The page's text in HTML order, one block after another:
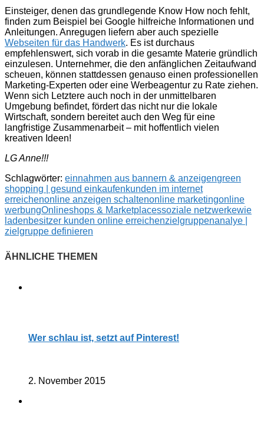
Einsteiger, denen das grundlegende Know How noch fehlt,
finden zum Beispiel bei Google hilfreiche Informationen und
Anleitungen. Anregugen liefern aber auch spezielle
Webseiten für das Handwerk. Es ist durchaus
empfehlenswert, sich vorab in die gesamte Materie gründlich
einzulesen. Unternehmer, die den anfänglichen Zeitaufwand
scheuen, können stattdessen genauso einen professionellen
Marketing-Experten oder eine Werbeagentur zu Rate ziehen.
Wenn sich Letztere auch noch in der unmittelbaren
Umgebung befindet, fördert das nicht nur die lokale
Wirtschaft, sondern bereitet auch den Weg für eine
langfristige Zusammenarbeit – mit hoffentlich vielen
kreativen Ideen!
LG Anne!!!
Schlagwörter: einnahmen aus bannern & anzeigengreen
shopping | gesund einkaufenkunden im internet
erreichenonline anzeigen schaltenonline marketingonline
werbungOnlineshops & Marketplacessoziale netzwerkewie
ladenbesitzer kunden online erreichenzielgruppenanalye |
zielgruppe definieren
Wer schlau ist, setzt auf Pinterest!
2. November 2015